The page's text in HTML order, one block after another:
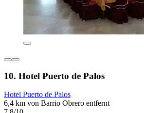
10. Hotel Puerto de Palos
Hotel Puerto de Palos
6,4 km von Barrio Obrero entfernt